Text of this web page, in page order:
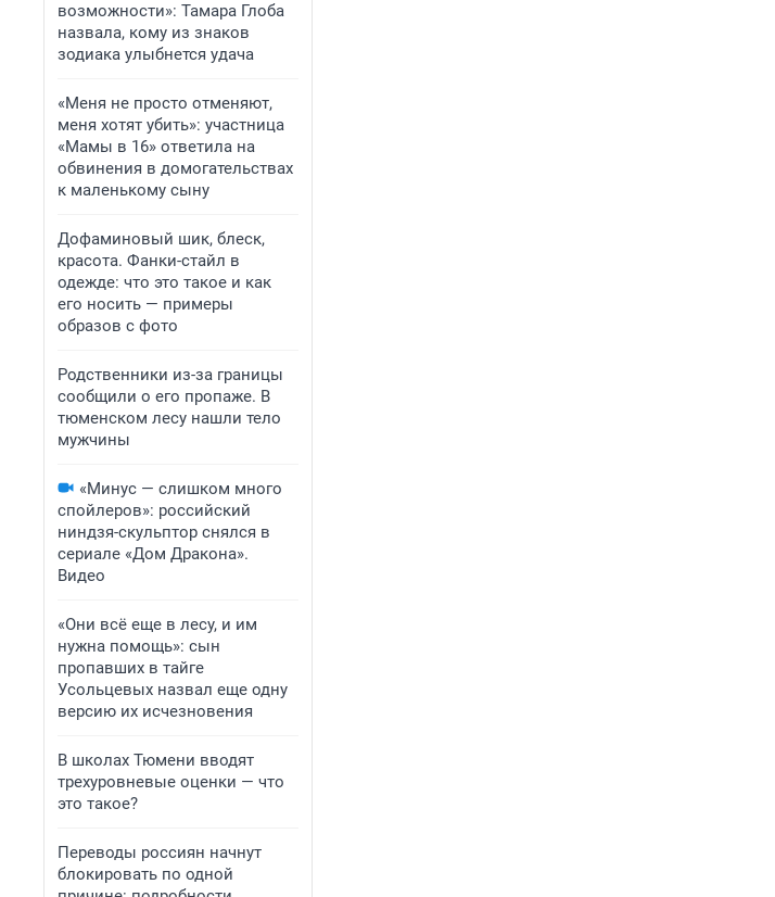
возможности»: Тамара Глоба
назвала, кому из знаков
зодиака улыбнется удача
«Меня не просто отменяют,
меня хотят убить»: участница
«Мамы в 16» ответила на
обвинения в домогательствах
к маленькому сыну
Дофаминовый шик, блеск,
красота. Фанки-стайл в
одежде: что это такое и как
его носить — примеры
образов с фото
Родственники из-за границы
сообщили о его пропаже. В
тюменском лесу нашли тело
мужчины
«Минус — слишком много
спойлеров»: российский
ниндзя-скульптор снялся в
сериале «Дом Дракона».
Видео
«Они всё еще в лесу, и им
нужна помощь»: сын
пропавших в тайге
Усольцевых назвал еще одну
версию их исчезновения
В школах Тюмени вводят
трехуровневые оценки — что
это такое?
Переводы россиян начнут
блокировать по одной